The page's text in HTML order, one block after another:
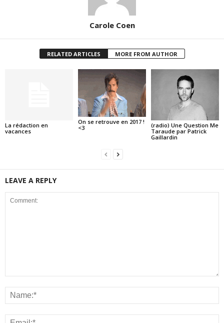
Carole Coen
RELATED ARTICLES MORE FROM AUTHOR
La rédaction en
vacances
On se retrouve en 2017 !
<3
(radio) Une Question Me
Taraude par Patrick
Gaillardin
LEAVE A REPLY